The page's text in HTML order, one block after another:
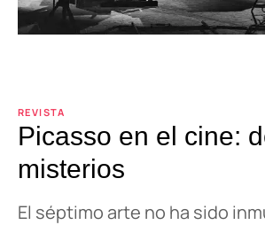
REVISTA
Picasso en el cine:
misterios
El séptimo arte no ha sido